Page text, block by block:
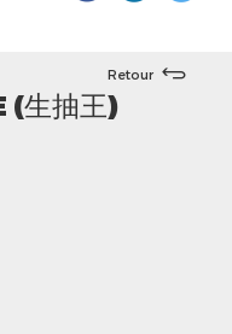
Retour
(生抽王)